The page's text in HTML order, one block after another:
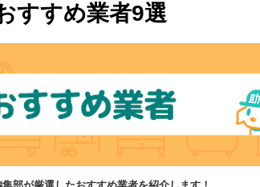
すすめ業者9選